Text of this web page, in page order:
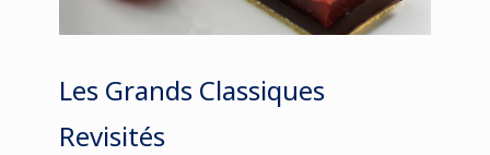
Les Grands Classiques
Revisités